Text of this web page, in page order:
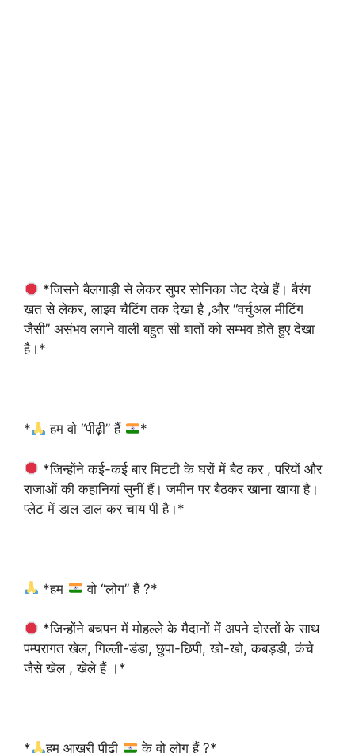
*जिसने बैलगाड़ी से लेकर सुपर सोनिका जेट देखे हैं। बैरंग
ख़त से लेकर, लाइव चैटिंग तक देखा है ,और “वर्चुअल मीटिंग
जैसी” असंभव लगने वाली बहुत सी बातों को सम्भव होते हुए देखा
है।*
* हम वो “पीढ़ी” हैं *
*जिन्होंने कई-कई बार मिटटी के घरों में बैठ कर , परियों और
राजाओं की कहानियां सुनीं हैं। जमीन पर बैठकर खाना खाया है।
प्लेट में डाल डाल कर चाय पी है।*
*हम वो “लोग” हैं ?*
*जिन्होंने बचपन में मोहल्ले के मैदानों में अपने दोस्तों के साथ
पम्परागत खेल, गिल्ली-डंडा, छुपा-छिपी, खो-खो, कबड्डी, कंचे
जैसे खेल , खेले हैं ।*
* हम आखरी पीढ़ी के वो लोग हैं ?*